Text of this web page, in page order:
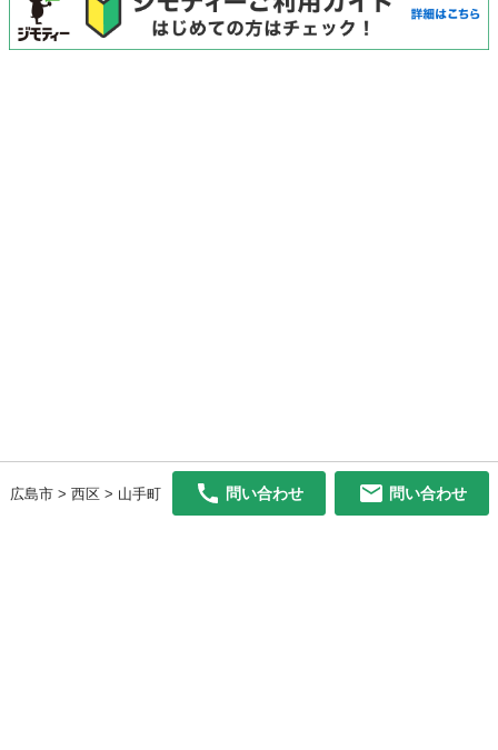
広島市 > 西区 > 山手町 問い合わせ 問い合わせ